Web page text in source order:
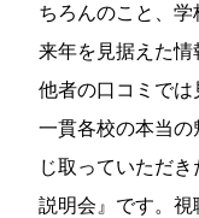
ちろんのこと、
来年を見据えた情
他者の口コミで
一貫各校の本当
じ取っていただ
説明会』です。視